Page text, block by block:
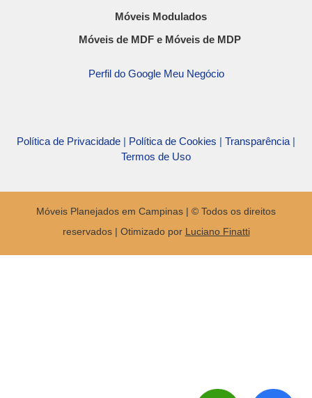
Móveis Modulados
Móveis de MDF e Móveis de MDP
Perfil do Google Meu Negócio
Política de Privacidade | Política de Cookies | Transparência |
Termos de Uso
Móveis Planejados em Campinas | © Todos os direitos
reservados | Otimizado por Luciano Finatti